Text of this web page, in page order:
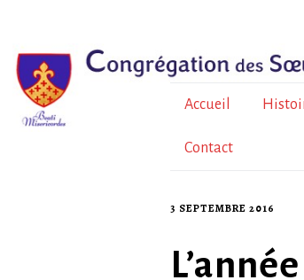
Accueil
Contact
3 SEPTEMBRE 2016